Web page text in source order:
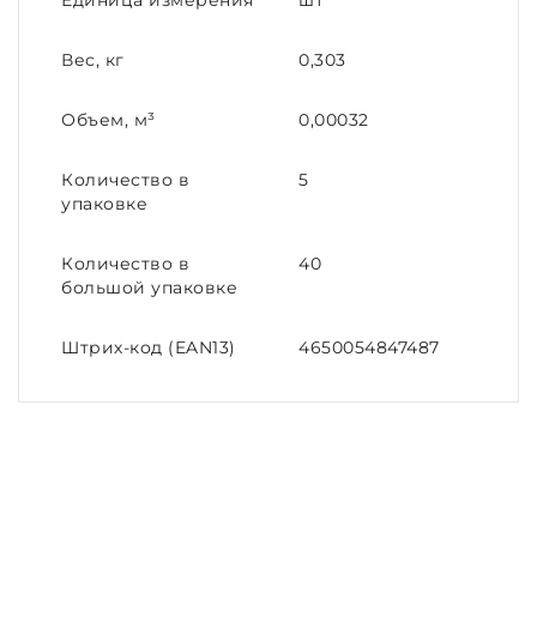
Вес, кг 0,303
Объем, м³ 0,00032
Количество в
упаковке
5
Количество в
большой упаковке
40
Штрих-код (EAN13) 4650054847487